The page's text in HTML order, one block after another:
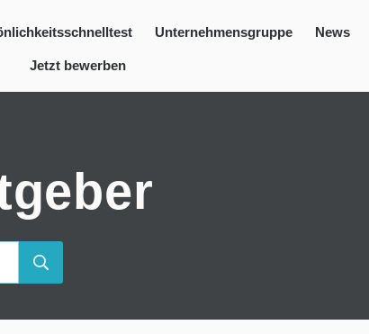
Unternehmensgruppe News
Jetzt bewerben